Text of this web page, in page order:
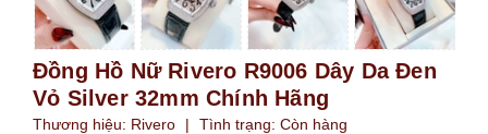
Đồng Hồ Nữ Rivero R9006 Dây Da Đen
Vỏ Silver 32mm Chính Hãng
Thương hiệu: Rivero | Tình trạng: Còn hàng